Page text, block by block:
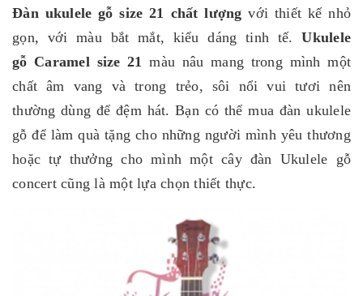
Đàn ukulele gỗ size 21 chất lượng với thiết kế nhỏ
gọn, với màu bắt mắt, kiểu dáng tinh tế. Ukulele
gỗ Caramel size 21màu nâu mang trong mình một
chất âm vang và trong trẻo, sôi nổi vui tươi nên
thường dùng để đệm hát. Bạn có thể mua đàn ukulele
gỗ để làm quà tặng cho những người mình yêu thương
hoặc tự thưởng cho mình một cây đàn Ukulele gỗ
concert cũng là một lựa chọn thiết thực.